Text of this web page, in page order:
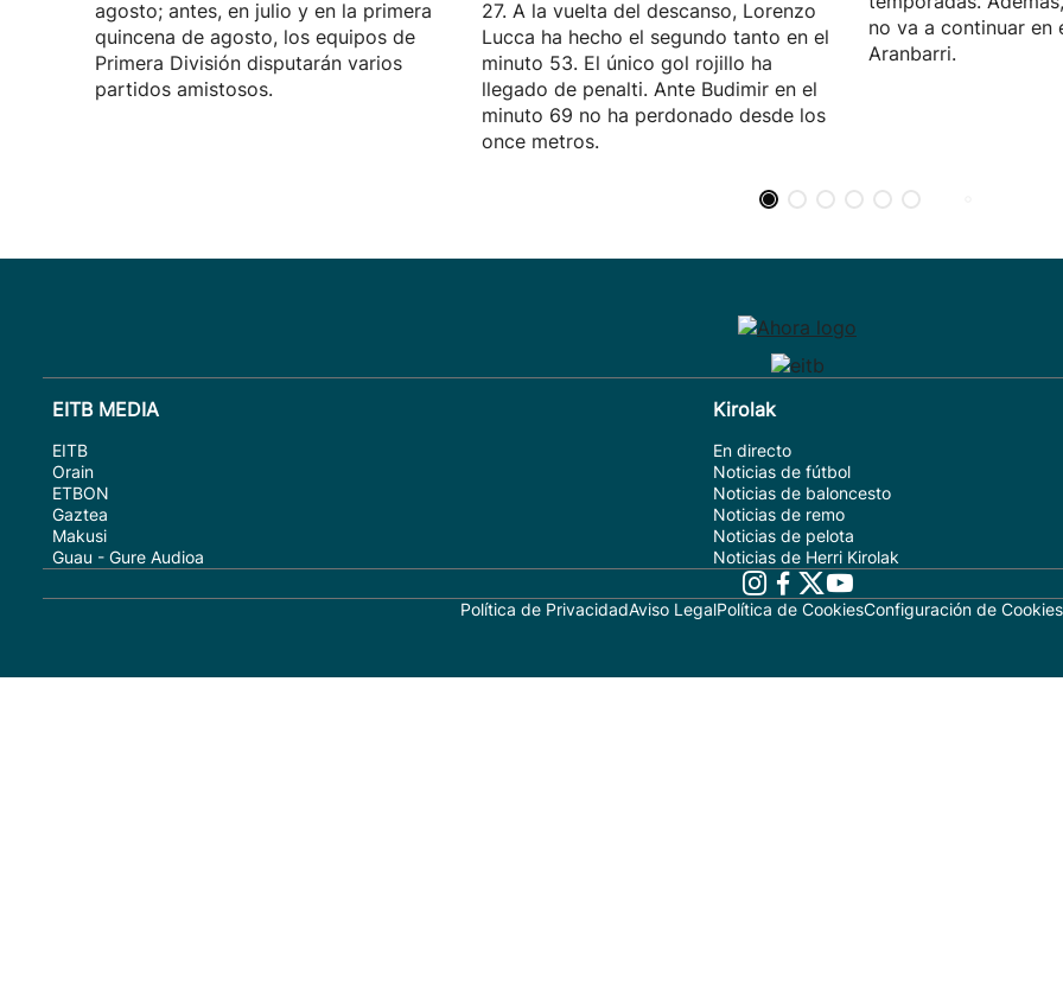
agosto; antes, en julio y en la primera
quincena de agosto, los equipos de
Primera División disputarán varios
partidos amistosos.
27. A la vuelta del descanso, Lorenzo
Lucca ha hecho el segundo tanto en el
minuto 53. El único gol rojillo ha
llegado de penalti. Ante Budimir en el
minuto 69 no ha perdonado desde los
once metros.
no va a continuar en
Aranbarri.
EITB MEDIA
EITB
Orain
ETBON
Gaztea
Makusi
Guau - Gure Audioa
Kirolak
En directo
Noticias de fútbol
Noticias de baloncesto
Noticias de remo
Noticias de pelota
Noticias de Herri Kirolak
Política de PrivacidadAviso LegalPolítica de CookiesConfiguración de Cookies